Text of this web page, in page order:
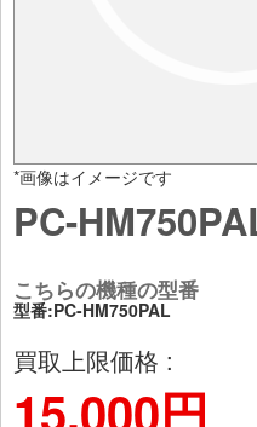
*画像はイメージです
PC-
こちらの機種の型番
型番:PC-HM750PAL
買取上限価格 :
15,000円